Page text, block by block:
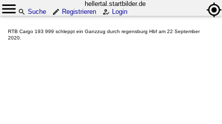
hellertal.startbilder.de
Suche
Registrieren Login
RTB Cargo 193 999 schleppt ein Ganzzug durch regensburg Hbf am 22 September
2020.